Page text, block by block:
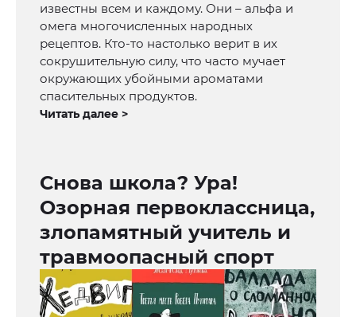
известны всем и каждому. Они – альфа и
омега многочисленных народных
рецептов. Кто-то настолько верит в их
сокрушительную силу, что часто мучает
окружающих убойными ароматами
спасительных продуктов.
Читать далее >
Снова школа? Ура!
Озорная первоклассница,
злопамятный учитель и
травмоопасный спорт